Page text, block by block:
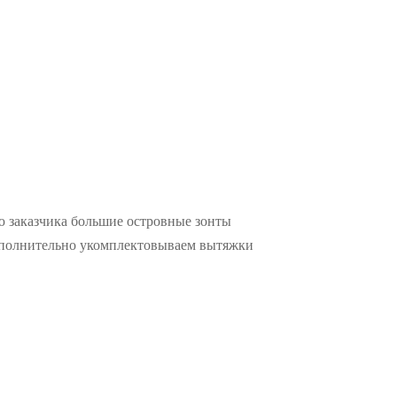
большие островные зонты
укомплектовываем вытяжки